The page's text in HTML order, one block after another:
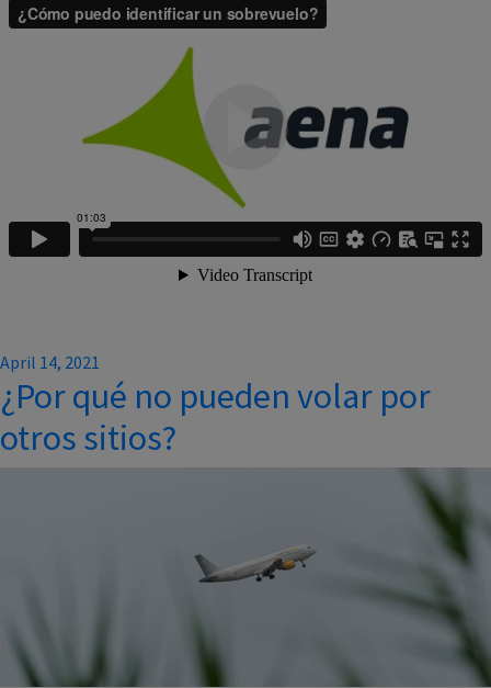
Posted
on
April 14, 2021
¿Por qué no pueden volar por
otros sitios?